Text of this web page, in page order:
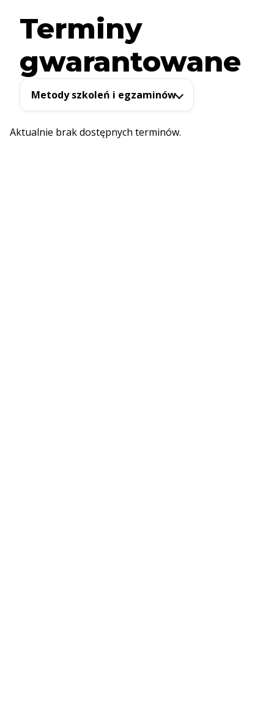
Terminy
gwarantowane
Metody szkoleń i egzaminów
Aktualnie brak dostępnych terminów.